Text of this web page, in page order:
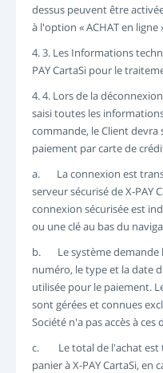
dessus peuvent être
à l'option « ACHAT en
4. 3. Les Informations
PAY CartaSi pour le
4. 4. Lors de la
saisi toutes les
commande, le Client
paiement par carte de
a. La connexion est
serveur sécurisé de X-PAY
connexion sécurisée est
ou une clé au bas du
b. Le système demande
numéro, le type et la date
utilisée pour le paiement.
sont gérées et connues
Société n'a pas accès à ces
c. Le total de l'achat est
panier à X-PAY CartaSi,